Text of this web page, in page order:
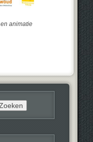
animatie